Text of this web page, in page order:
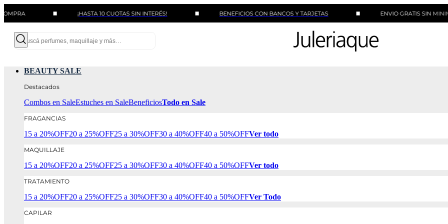
¡HASTA 10 CUOTAS SIN INTERÉS! BENEFICIOS CON BANCOS Y TARJETAS ENVIO GRATIS SIN MINIMO DE
BEAUTY SALE
Destacados
Combos en SaleEstuches en SaleBeneficiosTodo en Sale
FRAGANCIAS
15 a 20%OFF20 a 25%OFF25 a 30%OFF30 a 40%OFF40 a 50%OFFVer todo
MAQUILLAJE
15 a 20%OFF20 a 25%OFF25 a 30%OFF30 a 40%OFF40 a 50%OFFVer todo
TRATAMIENTO
15 a 20%OFF20 a 25%OFF25 a 30%OFF30 a 40%OFF40 a 50%OFFVer Todo
CAPILAR